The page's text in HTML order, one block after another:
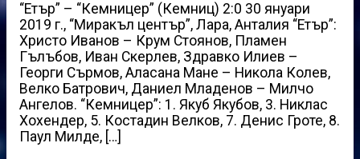
“Етър” – “Кемницер” (Кемниц) 2:0 30 януари
2019 г., “Миракъл център”, Лара, Анталия “Етър”:
Христо Иванов – Крум Стоянов, Пламен
Гълъбов, Иван Скерлев, Здравко Илиев –
Георги Сърмов, Аласана Мане – Никола Колев,
Велко Батрович, Даниел Младенов – Милчо
Ангелов. “Кемницер”: 1. Якуб Якубов, 3. Никлас
Хохендер, 5. Костадин Велков, 7. Денис Гроте, 8.
Паул Милде, […]